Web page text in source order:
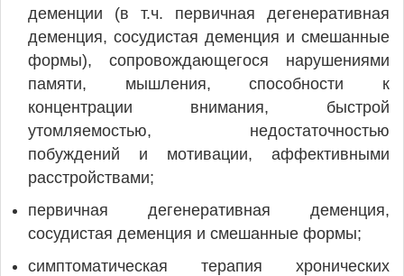
деменции (в т.ч. первичная дегенеративная
деменция, сосудистая деменция и смешанные
формы), сопровождающегося нарушениями
памяти, мышления, способности к
концентрации внимания, быстрой
утомляемостью, недостаточностью
побуждений и мотивации, аффективными
расстройствами;
первичная дегенеративная деменция,
сосудистая деменция и смешанные формы;
симптоматическая терапия хронических